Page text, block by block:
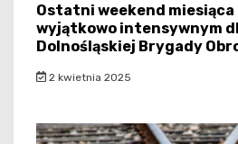
Ostatni weekend miesiąca
wyjątkowo intensywnym
Dolnośląskiej Brygady
2 kwietnia 2025